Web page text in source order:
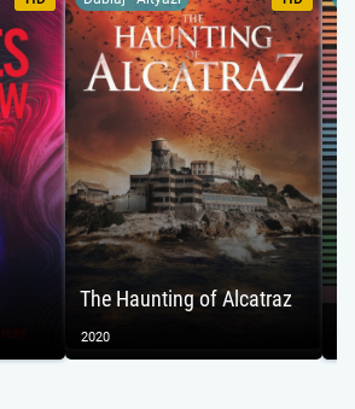
The Haunting of Alcatraz
2020